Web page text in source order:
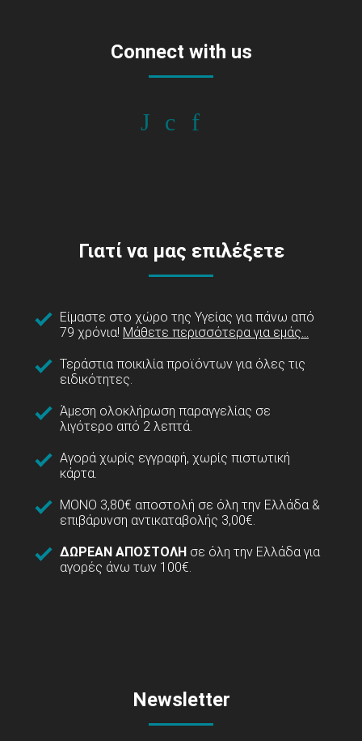
Connect with us
Γιατί να μας επιλέξετε
Είμαστε στο χώρο της Υγείας για πάνω από
79 χρόνια! Μάθετε περισσότερα για εμάς...
Τεράστια ποικιλία προϊόντων για όλες τις
ειδικότητες.
Άμεση ολοκλήρωση παραγγελίας σε
λιγότερο από 2 λεπτά.
Αγορά χωρίς εγγραφή, χωρίς πιστωτική
κάρτα.
ΜΟΝΟ 3,80€ αποστολή σε όλη την Ελλάδα &
επιβάρυνση αντικαταβολής 3,00€.
ΔΩΡΕΑΝ ΑΠΟΣΤΟΛΗ σε όλη την Ελλάδα για
αγορές άνω των 100€.
Newsletter